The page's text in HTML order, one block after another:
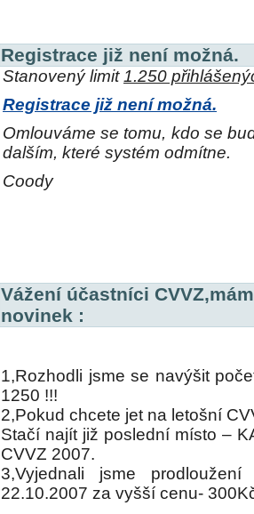
Registrace již není možná.
Stanovený limit1.250
Registrace již není možná.
Omlouváme se tomu, kdo se
dalším, které systém odmítne.
Coody
Vážení účastníci
novinek :
1,Rozhodli jsme se navýšit
1250 !!!
2,Pokud chcete jet na letošní
Stačí najít již poslední místo –
CVVZ 2007.
3,Vyjednali jsme
22.10.2007 za vyšší cenu-